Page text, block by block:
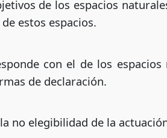
de los espacios
estos espacios.
con el de los
de declaración.
no elegibilidad de la